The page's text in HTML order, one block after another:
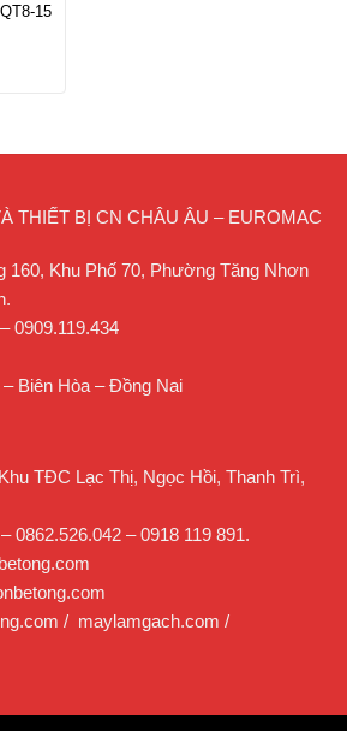
15
THIẾT BỊ CN CHÂU ÂU – EUROMAC
Khu Phố 70, Phường Tăng Nhơn
0909.119.434
Biên Hòa – Đồng Nai
TĐC Lạc Thị, Ngọc Hồi, Thanh Trì,
0862.526.042 – 0918 119 891.
/ maylamgach.com /